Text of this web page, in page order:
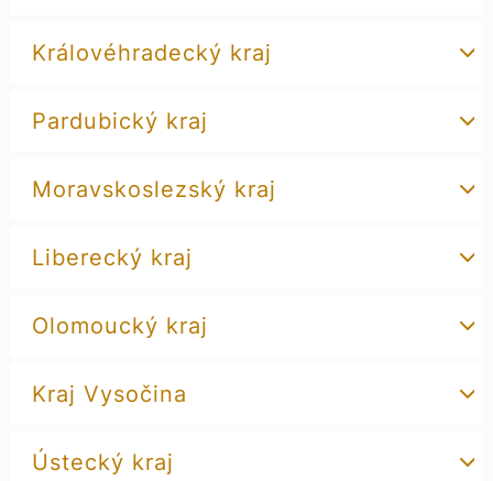
Královéhradecký kraj
Pardubický kraj
Moravskoslezský kraj
Liberecký kraj
Olomoucký kraj
Kraj Vysočina
Ústecký kraj